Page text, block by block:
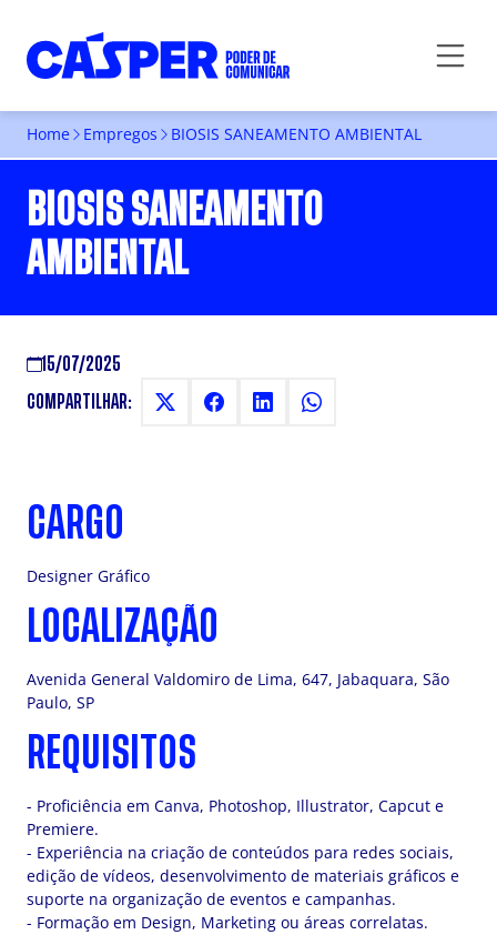
Home Empregos BIOSIS SANEAMENTO AMBIENTAL
BIOSIS SANEAMENTO
AMBIENTAL
15/07/2025
COMPARTILHAR:
CARGO
Designer Gráfico
LOCALIZAÇÃO
Avenida General Valdomiro de Lima, 647, Jabaquara, São
Paulo, SP
REQUISITOS
- Proficiência em Canva, Photoshop, Illustrator, Capcut e
Premiere.
- Experiência na criação de conteúdos para redes sociais,
edição de vídeos, desenvolvimento de materiais gráficos e
suporte na organização de eventos e campanhas.
- Formação em Design, Marketing ou áreas correlatas.